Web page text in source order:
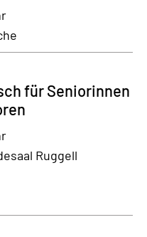
für Seniorinnen
Ruggell